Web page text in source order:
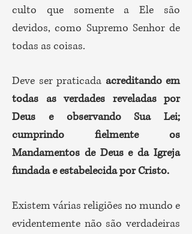
culto que somente a Ele são
devidos, como Supremo Senhor de
todas as coisas.
Deve ser praticada acreditando em
todas as verdades reveladas por
Deus e observando Sua Lei;
cumprindo fielmente os
Mandamentos de Deus e da Igreja
fundada e estabelecida por Cristo.
Existem várias religiões no mundo e
evidentemente não são verdadeiras